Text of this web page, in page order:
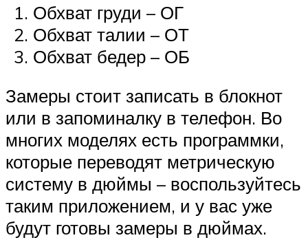
Обхват груди – ОГ
Обхват талии – ОТ
Обхват бедер – ОБ
Замеры стоит записать в блокнот
или в запоминалку в телефон. Во
многих моделях есть программки,
которые переводят метрическую
систему в дюймы – воспользуйтесь
таким приложением, и у вас уже
будут готовы замеры в дюймах.